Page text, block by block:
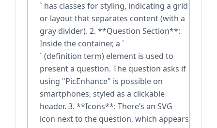
` has classes for styling, indicating a grid
or layout that separates content (with a
gray divider). 2. **Question Section**:
Inside the container, a `
` (definition term) element is used to
present a question. The question asks if
using "PicEnhance" is possible on
smartphones, styled as a clickable
header. 3. **Icons**: There’s an SVG
icon next to the question, which appears